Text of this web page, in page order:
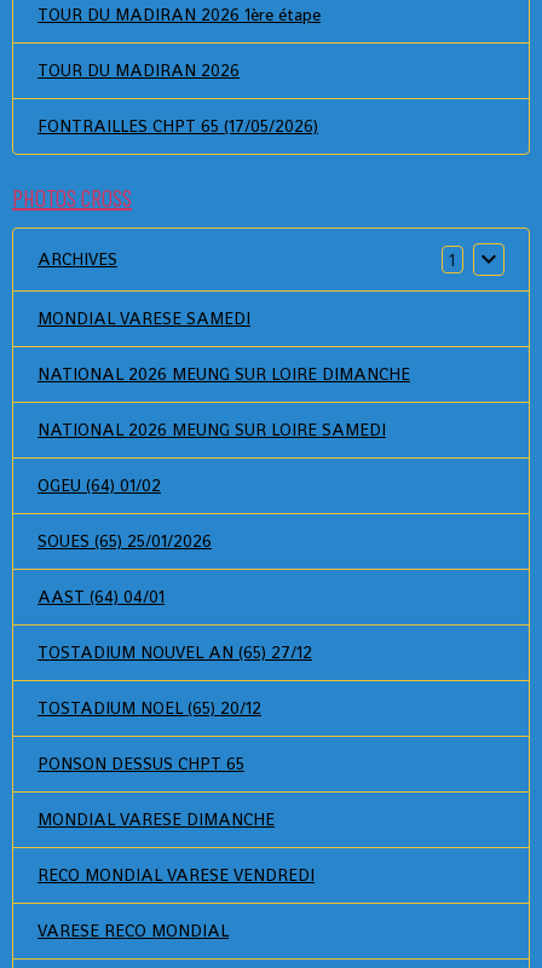
TOUR DU MADIRAN 2026 1ère étape
TOUR DU MADIRAN 2026
FONTRAILLES CHPT 65 (17/05/2026)
PHOTOS CROSS
ARCHIVES 1
MONDIAL VARESE SAMEDI
NATIONAL 2026 MEUNG SUR LOIRE DIMANCHE
NATIONAL 2026 MEUNG SUR LOIRE SAMEDI
OGEU (64) 01/02
SOUES (65) 25/01/2026
AAST (64) 04/01
TOSTADIUM NOUVEL AN (65) 27/12
TOSTADIUM NOEL (65) 20/12
PONSON DESSUS CHPT 65
MONDIAL VARESE DIMANCHE
RECO MONDIAL VARESE VENDREDI
VARESE RECO MONDIAL